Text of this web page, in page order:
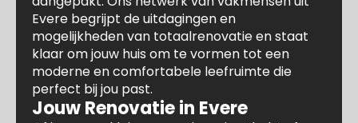
Evere begrijpt de uitdagingen en
mogelijkheden van totaalrenovatie en staat
klaar om jouw huis om te vormen tot een
moderne en comfortabele leefruimte die
perfect bij jou past.
Jouw Renovatie in Evere